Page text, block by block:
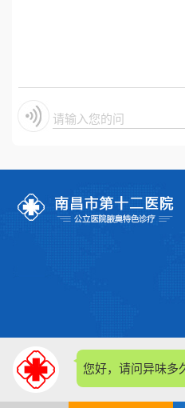
请输入您的问题
您好，请问异味多